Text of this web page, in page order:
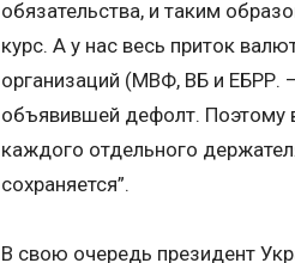
обязательства, и таким
курс. А у нас весь приток
организаций (МВФ, ВБ и ЕБРР.
объявившей дефолт. Поэтому
каждого отдельного
сохраняется”.
В свою очередь президент